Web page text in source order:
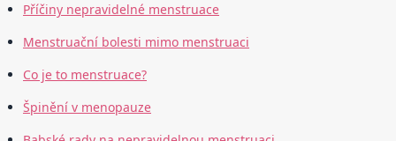
Příčiny nepravidelné menstruace
Menstruační bolesti mimo menstruaci
Co je to menstruace?
Špinění v menopauze